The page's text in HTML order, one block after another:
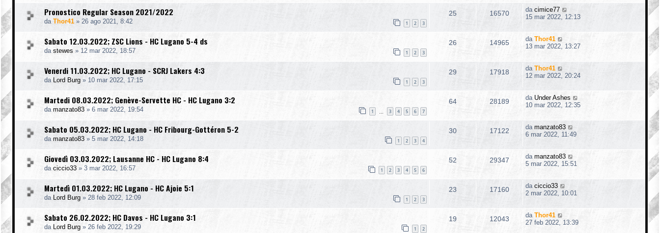
Pronostico Regular Season 2021/2022
da Thor41 » 26 ago 2021, 8:42 1 2 3
25 16570 da cimice77
15 mar 2022, 12:13
Sabato 12.03.2022; ZSC Lions - HC Lugano 5-4 ds
da stewes » 12 mar 2022, 18:57 1 2 3
26 14965 da Thor41
13 mar 2022, 13:27
Venerdi 11.03.2022; HC Lugano - SCRJ Lakers 4:3
da Lord Burg » 10 mar 2022, 17:15 1 2 3
29 17918 da Thor41
12 mar 2022, 20:24
Martedi 08.03.2022; Genève-Servette HC - HC Lugano 3:2
da manzato83 » 6 mar 2022, 19:54 1 3 4 5 6 7
64 28189 da Under Ashes
10 mar 2022, 12:35
Sabato 05.03.2022; HC Lugano - HC Fribourg-Gottéron 5-2
da manzato83 » 5 mar 2022, 14:18 1 2 3 4
30 17122 da manzato83
6 mar 2022, 11:49
Giovedì 03.03.2022; Lausanne HC - HC Lugano 8:4
da ciccio33 » 3 mar 2022, 16:57 1 2 3 4 5 6
52 29347 da manzato83
5 mar 2022, 15:51
Martedì 01.03.2022; HC Lugano - HC Ajoie 5:1
da Lord Burg » 28 feb 2022, 12:09 1 2 3
23 17160 da ciccio33
2 mar 2022, 10:01
Sabato 26.02.2022; HC Davos - HC Lugano 3:1
da Lord Burg » 26 feb 2022, 19:29 1 2
19 12043 da Thor41
27 feb 2022, 13:39